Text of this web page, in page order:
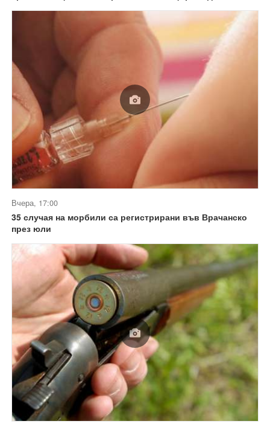
Вчера, 17:00
35 случая на морбили са регистрирани във Врачанско
през юли